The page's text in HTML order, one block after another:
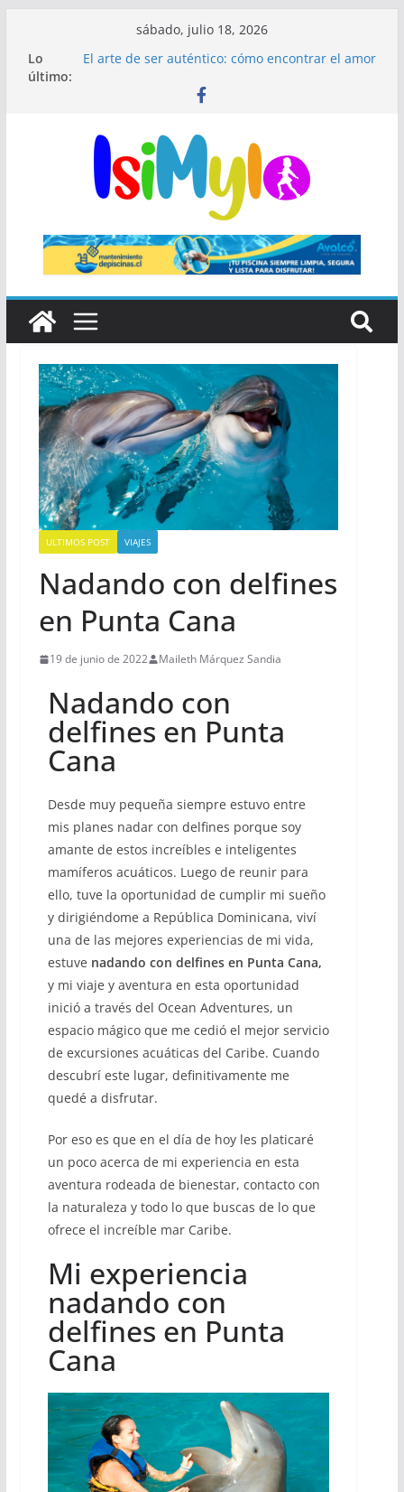
sábado, julio 18, 2026
Lo
último:
serenatas y eventos 🎶
en un mundo donde todos interpretan un papel
minimalismo médico es el secreto de una piel
impecable
¿Qué significa ser hipocondríaco y cuándo
preocuparse?
El secreto de Madrid que millones de visitantes
ULTIMOS POST VIAJES
Nadando con delfines
en Punta Cana
19 de junio de 2022 Maileth Márquez Sandia
Nadando con
delfines en Punta
Cana
Desde muy pequeña siempre estuvo entre
mis planes nadar con delfines porque soy
amante de estos increíbles e inteligentes
mamíferos acuáticos. Luego de reunir para
ello, tuve la oportunidad de cumplir mi sueño
y dirigiéndome a República Dominicana, viví
una de las mejores experiencias de mi vida,
estuve nadando con delfines en Punta Cana,
y mi viaje y aventura en esta oportunidad
inició a través del Ocean Adventures, un
espacio mágico que me cedió el mejor servicio
de excursiones acuáticas del Caribe. Cuando
descubrí este lugar, definitivamente me
quedé a disfrutar.
Por eso es que en el día de hoy les platicaré
un poco acerca de mi experiencia en esta
aventura rodeada de bienestar, contacto con
la naturaleza y todo lo que buscas de lo que
ofrece el increíble mar Caribe.
Mi experiencia
nadando con
delfines en Punta
Cana